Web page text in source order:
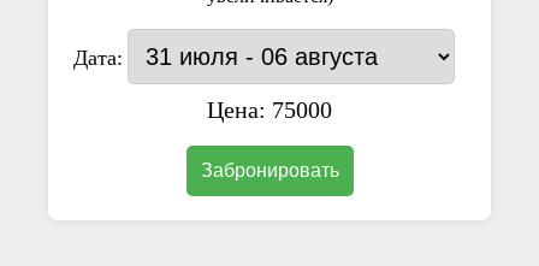
Дата:
Цена: 75000
Забронировать